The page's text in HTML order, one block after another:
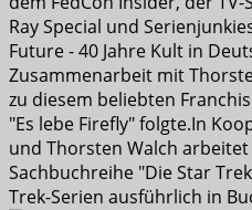
Ray Special und
Future - 40 Jahre Kult in
Zusammenarbeit mit
zu diesem beliebten
"Es lebe Firefly" folgte.In
und Thorsten Walch
Sachbuchreihe "Die Star
Trek-Serien ausführlich in